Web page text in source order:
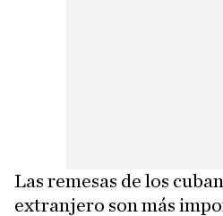
Las remesas de los
extranjero son más